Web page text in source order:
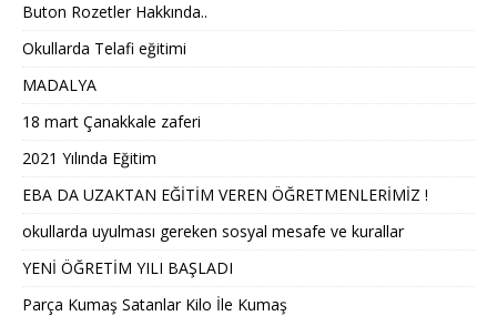
Buton Rozetler Hakkında..
Okullarda Telafi eğitimi
MADALYA
18 mart Çanakkale zaferi
2021 Yılında Eğitim
EBA DA UZAKTAN EĞİTİM VEREN ÖĞRETMENLERİMİZ !
okullarda uyulması gereken sosyal mesafe ve kurallar
YENİ ÖĞRETİM YILI BAŞLADI
Parça Kumaş Satanlar Kilo İle Kumaş